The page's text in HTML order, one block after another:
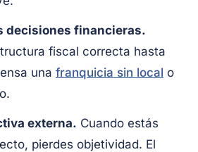
decisiones financieras.
fiscal correcta hasta
una franquicia sin local o
externa. Cuando estás
pierdes objetividad. El